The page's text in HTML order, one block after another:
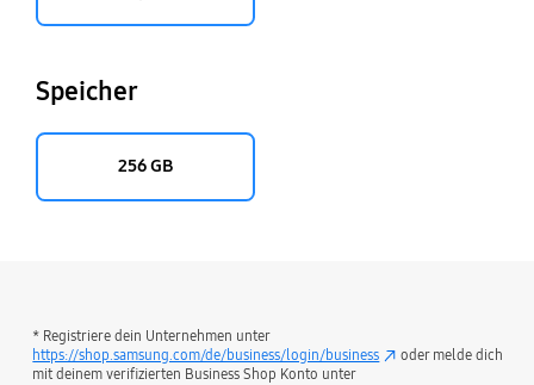
Speicher
256 GB
* Registriere dein Unternehmen unter
https://shop.samsung.com/de/business/login/business
oder melde dich
mit deinem verifizierten Business Shop Konto unter